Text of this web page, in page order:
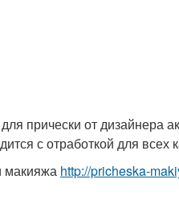
прически от дизайнера
с отработкой для всех
макияжа http://pricheska-